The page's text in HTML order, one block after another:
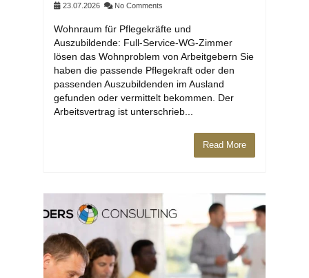
23.07.2026 No Comments
Wohnraum für Pflegekräfte und
Auszubildende: Full-Service-WG-Zimmer
lösen das Wohnproblem von Arbeitgebern Sie
haben die passende Pflegekraft oder den
passenden Auszubildenden im Ausland
gefunden oder vermittelt bekommen. Der
Arbeitsvertrag ist unterschrieb...
Read More